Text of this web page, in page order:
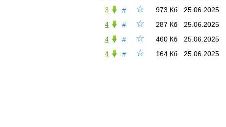
☆
# 25.06.2025
973 Кб
3
☆
# 25.06.2025
287 Кб
4
☆
# 25.06.2025
460 Кб
4
☆
# 25.06.2025
164 Кб
4